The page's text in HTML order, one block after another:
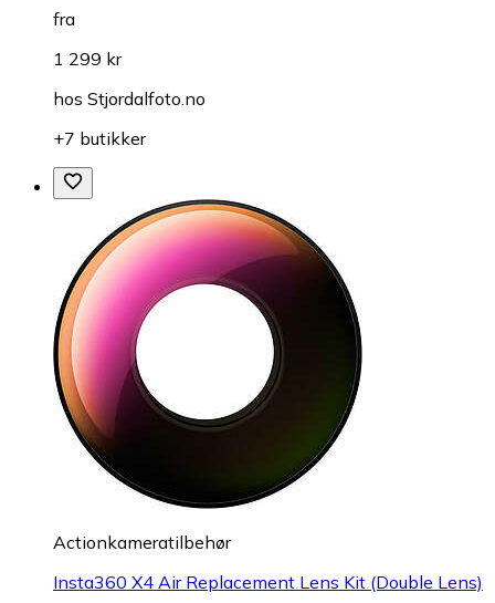
fra
1 299 kr
hos Stjordalfoto.no
+7 butikker
Actionkameratilbehør
Insta360 X4 Air Replacement Lens Kit (Double Lens)